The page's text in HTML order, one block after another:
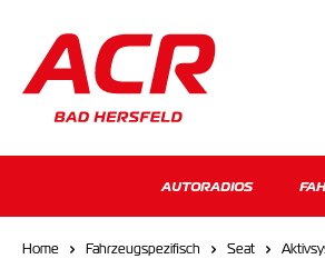
AUTORADIOS
Home Fahrzeugspezifisch Seat